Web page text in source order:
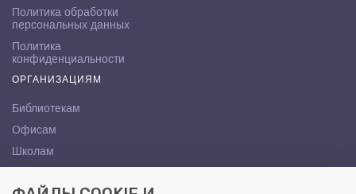
Политика обработки
персональных данных
Политика
конфиденциальности
ОРГАНИЗАЦИЯМ
Библиотекам
Офисам
Школам